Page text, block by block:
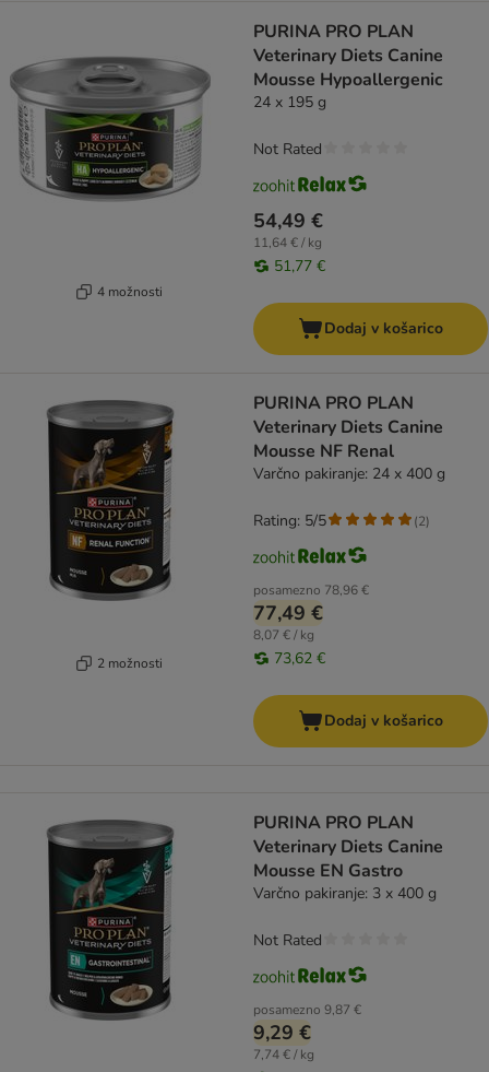
4 možnosti
PURINA PRO PLAN
Veterinary Diets Canine
Mousse Hypoallergenic
24 x 195 g
54,49 €
11,64 € / kg
51,77 €
Not Rated
Dodaj v košarico
2 možnosti
PURINA PRO PLAN
Veterinary Diets Canine
Mousse NF Renal
Varčno pakiranje: 24 x 400 g
posamezno 78,96 €
77,49 €
8,07 € / kg
73,62 €
Rating: 5/5 (2)
Dodaj v košarico
PURINA PRO PLAN
Veterinary Diets Canine
Mousse EN Gastro
Varčno pakiranje: 3 x 400 g
posamezno 9,87 €
9,29 €
7,74 € / kg
Not Rated